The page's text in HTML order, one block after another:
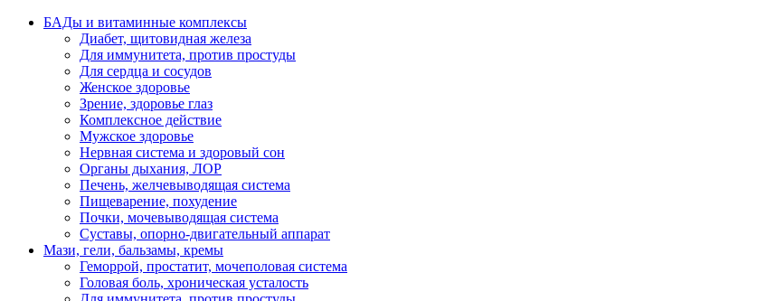
БАДы и витаминные комплексы
Диабет, щитовидная железа
Для иммунитета, против простуды
Для сердца и сосудов
Женское здоровье
Зрение, здоровье глаз
Комплексное действие
Мужское здоровье
Нервная система и здоровый сон
Органы дыхания, ЛОР
Печень, желчевыводящая система
Пищеварение, похудение
Почки, мочевыводящая система
Суставы, опорно-двигательный аппарат
Мази, гели, бальзамы, кремы
Геморрой, простатит, мочеполовая система
Головая боль, хроническая усталость